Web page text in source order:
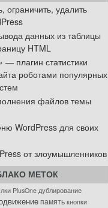
ограничить, удалить
данных из таблицы
HTML
— плагин статистики
роботами популярных
файлов темы
WordPress для своих
от злоумышленников
МЕТОК
PlusOne дублирование
память кнопки